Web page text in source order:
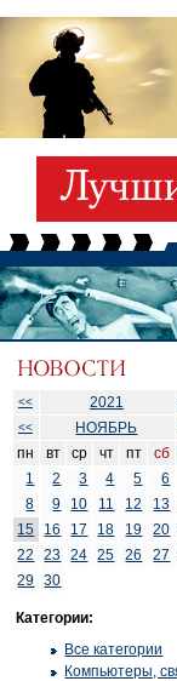
<< 2021
<<
НОЯБРЬ
пн вт ср чт пт сб
1
2 3 4 5 6
8
9 10 11 12 13
15
16 17 18 19 20
22
23 24 25 26 27
29
30
Категории:
Все категории
Компьютеры,